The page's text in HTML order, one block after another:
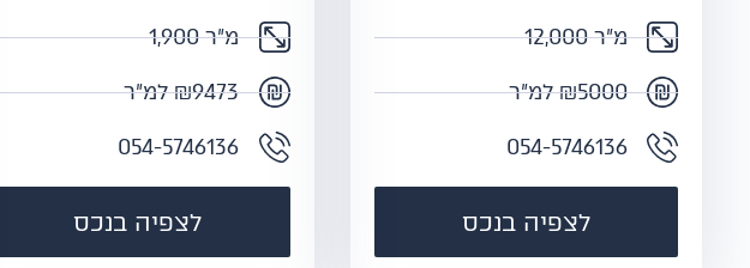
מ"ר 12,000
₪5000 למ"ר
054-5746136
לצפיה בנכס
מ"ר 1,900
₪9473 למ"ר
054-5746136
לצפיה בנכס